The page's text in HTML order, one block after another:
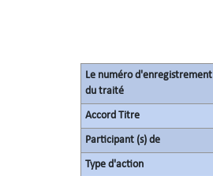
Le numéro d'enregistrement
du traité
Accord Titre
Participant (s) de
Type d'action